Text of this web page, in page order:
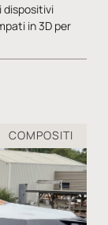
dispositivi
in 3D per
COMPOSITI